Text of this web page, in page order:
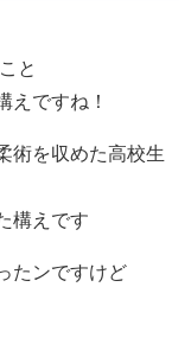
と
えですね！
術を収めた高校生
構えです
たンですけど